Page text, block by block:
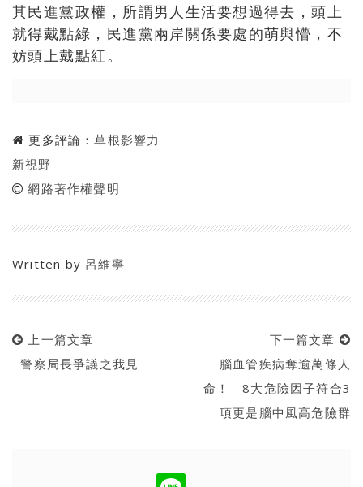
其民進黨政權，所謂男人生活要想過得去，頭上
就得戴點綠，民進黨兩岸關係要處的萌與懵，不
妨頭上戴點紅。
更多評論：草根影響力
新視野
網路著作權聲明
Written by 呂維寧
上一篇文章
警察局長爭議之我見
下一篇文章
腦血管疾病奪逾萬條人
命！ 8大危險因子符合3
項更是腦中風高危險群